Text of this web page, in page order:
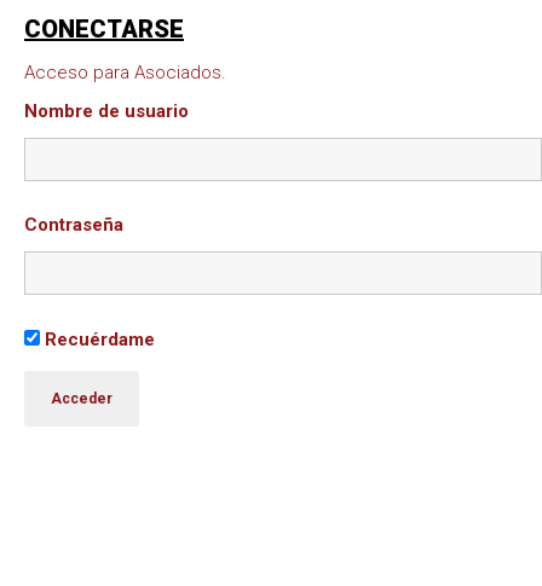
CONECTARSE
Acceso para Asociados.
Nombre de usuario
Contraseña
Recuérdame